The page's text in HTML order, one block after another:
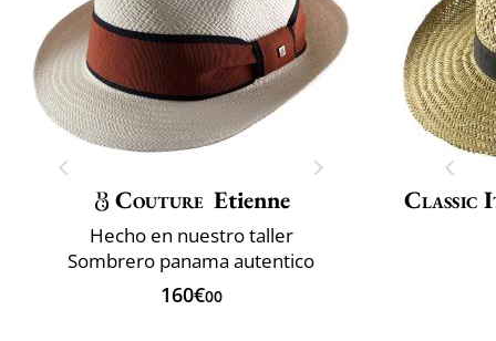
Couture Etienne
Hecho en nuestro taller
Sombrero panama autentico
160€00
Classic